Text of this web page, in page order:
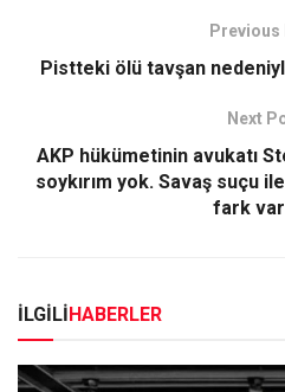
Previous
Pistteki ölü tavşan
Next
AKP hükümetinin avukatı
soykırım yok. Savaş suçu
fark
İLGİLİHABERLER